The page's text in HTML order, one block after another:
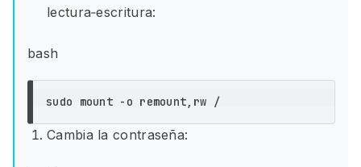
lectura‑escritura:
bash
sudo mount -o remount,rw /
Cambia la contraseña: